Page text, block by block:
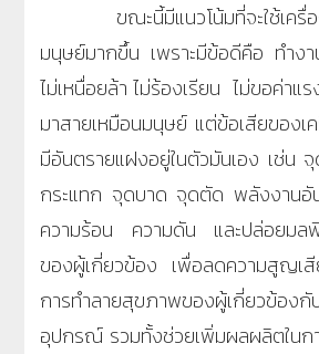
ขณะนี้มีแนวโน้มที่จะใช้เครื่อง
มนุษย์มากขึ้น เพราะมีข้อดีคือ ทำงา
ไม่เหนื่อยล้า ไม่ร้องเรียน ไม่ขอค่าแ
มาสายเหมือนมนุษย์ แต่ข้อเสียของ
มีอันตรายแฝงอยู่ในตัวมันเอง เช่น
กระแทก จุดบาด จุดตัด พลังงานอั
ความร้อน ความดัน และปล่อยมล
ของผู้เกี่ยวข้อง เพื่อลดความสูญเ
การทำลายสุขภาพของผู้เกี่ยวข้องกั
อุปกรณ์ รวมทั้งช่วยเพิ่มผลผลิตในก